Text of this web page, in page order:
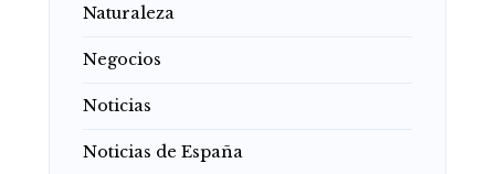
Naturaleza
Negocios
Noticias
Noticias de España